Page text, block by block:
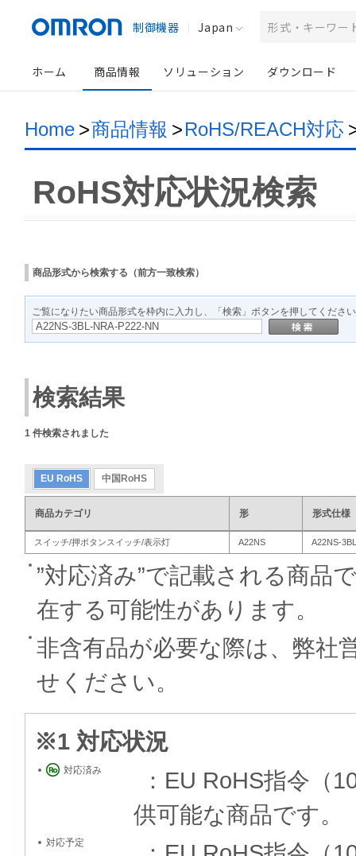
制御機器 Japan
ホーム 商品情報 ソリューション ダウンロード
Home >商品情報 >RoHS/REACH対応
RoHS対応状況検索
商品形式から検索する（前方一致検索）
ご覧になりたい商品形式を枠内に入力し、「検索」ボタンを押してくださ
検索結果
1 件検索されました
EU RoHS 中国RoHS
商品カテゴリ 形 形式仕様
スイッチ/押ボタンスイッチ/表示灯 A22NS A22NS-
”対応済み”で記載される商品
在する可能性があります。
非含有品が必要な際は、弊社
せください。
※1 対応状況
対応済み
：EU RoHS指令（
供可能な商品です。
対応予定